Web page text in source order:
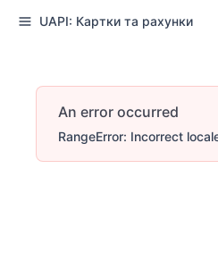
UAPI: Картки та рахунки
An error occurred
RangeError: Incorrect